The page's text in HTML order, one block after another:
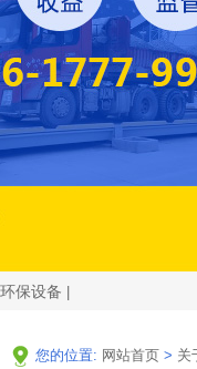
环保设备
您的位置: 网站首页 > 关